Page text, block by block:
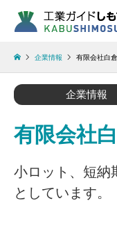
企業情報 有限会社白
企業情報
有限会社
小ロット、短納
としています。